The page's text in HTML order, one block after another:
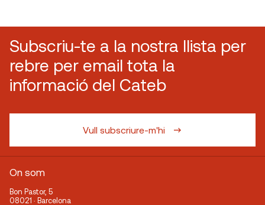
Subscriu-te a la nostra llista per
rebre per email tota la
informació del Cateb
Vull subscriure-m'hi
On som
Bon Pastor, 5
08021 · Barcelona